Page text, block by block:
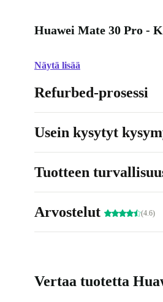
Huawei Mate 30 Pro -
Näytä lisää
Refurbed-prosessi
Usein kysytyt
Tuotteen
Arvostelut (4.6)
Vertaa tuotetta